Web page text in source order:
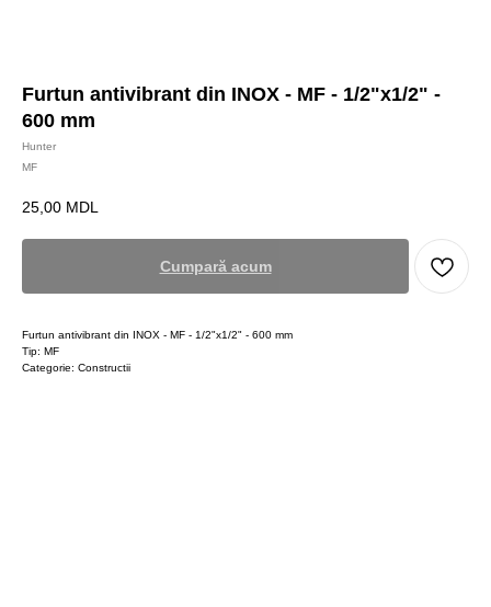
Furtun antivibrant din INOX - MF - 1/2"x1/2" -
600 mm
Hunter
MF
25,00 MDL
Cumpară acum
Furtun antivibrant din INOX - MF - 1/2"x1/2" - 600 mm
Tip: MF
Categorie: Constructii